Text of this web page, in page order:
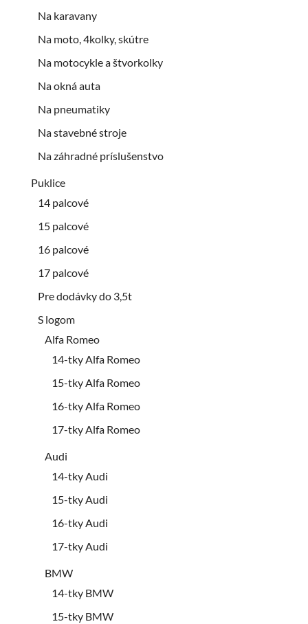
Na karavany
Na moto, 4kolky, skútre
Na motocykle a štvorkolky
Na okná auta
Na pneumatiky
Na stavebné stroje
Na záhradné príslušenstvo
Puklice
14 palcové
15 palcové
16 palcové
17 palcové
Pre dodávky do 3,5t
S logom
Alfa Romeo
14-tky Alfa Romeo
15-tky Alfa Romeo
16-tky Alfa Romeo
17-tky Alfa Romeo
Audi
14-tky Audi
15-tky Audi
16-tky Audi
17-tky Audi
BMW
14-tky BMW
15-tky BMW